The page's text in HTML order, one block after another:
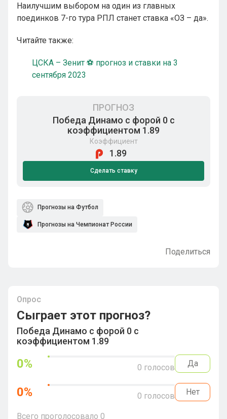
Наилучшим выбором на один из главных
поединков 7-го тура РПЛ станет ставка «ОЗ – да».
Читайте также:
ЦСКА – Зенит ⚽ прогноз и ставки на 3
сентября 2023
ПРОГНОЗ
Победа Динамо с форой 0 с
коэффициентом 1.89
Коэффициент
1.89
Сделать ставку
Прогнозы на Футбол
Прогнозы на Чемпионат России
Поделиться
Опрос
Сыграет этот прогноз?
Победа Динамо с форой 0 с
коэффициентом 1.89
0% 0 голосов Да
0% 0 голосов Нет
Всего проголосовало 0